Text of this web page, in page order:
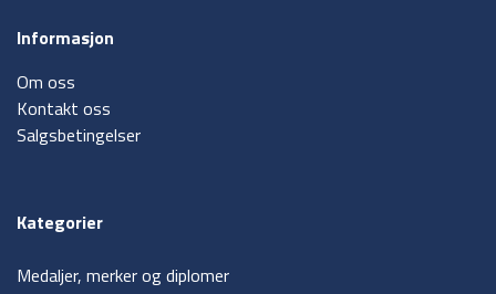
Informasjon
Om oss
Kontakt oss
Salgsbetingelser
Kategorier
Medaljer, merker og diplomer